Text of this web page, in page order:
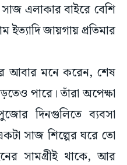
এলাকার বাইরে বেশি
জায়গায় প্রতিমার
আবার মনে করেন, শেষ
পারে। তাঁরা অপেক্ষা
দিনগুলিতে ব্যবসা
সাজ শিল্পের ঘরে তো
সামগ্রীই থাকে, আর